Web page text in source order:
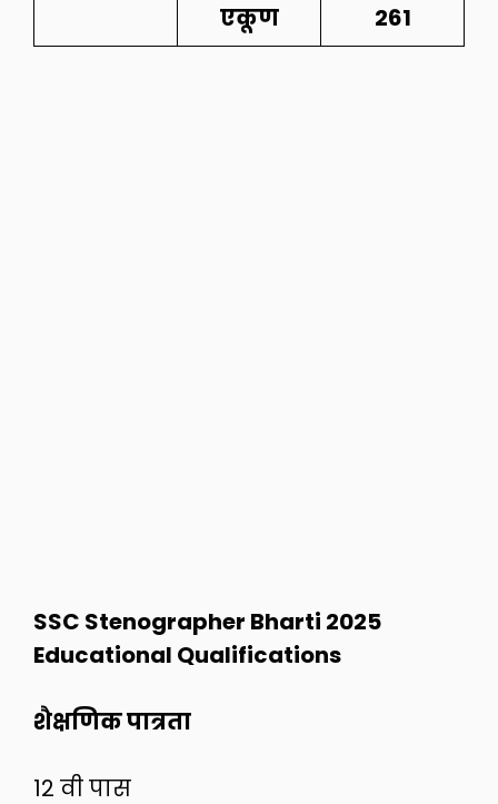
एकूण
261
SSC Stenographer Bharti 2025
Educational Qualifications
शैक्षणिक पात्रता
12 वी पास